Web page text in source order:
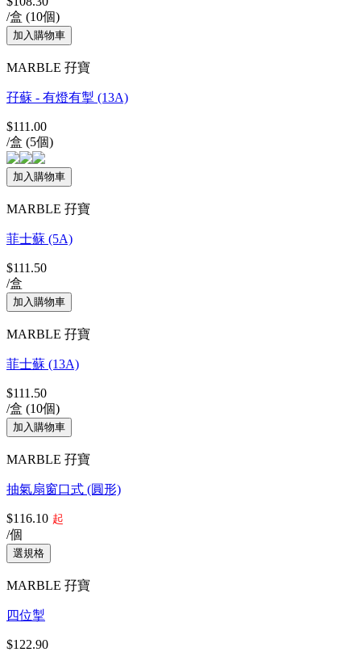
/盒 (10個)
MARBLE 孖寶
孖蘇 - 有燈有掣 (13A)
$111.00
/盒 (5個)
MARBLE 孖寶
菲士蘇 (5A)
$111.50
/盒
MARBLE 孖寶
菲士蘇 (13A)
$111.50
/盒 (10個)
MARBLE 孖寶
抽氣扇窗口式 (圓形)
$116.10 起
/個
MARBLE 孖寶
四位掣
$122.90